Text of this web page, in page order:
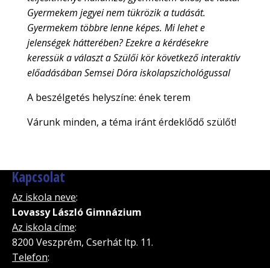
Gyermekem jegyei nem tükrözik a tudását.
Gyermekem többre lenne képes. Mi lehet e
jelenségek hátterében? Ezekre a kérdésekre
keressük a választ a Szülői kör következő interaktív
előadásában Semsei Dóra iskolapszichológussal
A beszélgetés helyszíne: ének terem
Várunk minden, a téma iránt érdeklődő szülőt!
Kapcsolat
Az iskola neve:
Lovassy László Gimnázium
Az iskola címe:
8200 Veszprém, Cserhát ltp. 11.
Telefon: